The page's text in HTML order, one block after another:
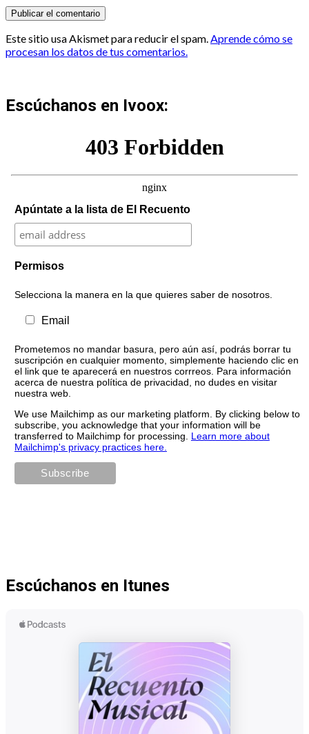
Este sitio usa Akismet para reducir el spam.Aprende cómo se
procesan los datos de tus comentarios.
Escúchanos en Ivoox:
Apúntate a la lista de El Recuento
Permisos
Selecciona la manera en la que quieres saber de nosotros.
Email
Prometemos no mandar basura, pero aún así, podrás borrar tu
suscripción en cualquier momento, simplemente haciendo clic en
el link que te aparecerá en nuestros corrreos. Para información
acerca de nuestra política de privacidad, no dudes en visitar
nuestra web.
We use Mailchimp as our marketing platform. By clicking below to
subscribe, you acknowledge that your information will be
transferred to Mailchimp for processing. Learn more about
Mailchimp's privacy practices here.
Escúchanos en Itunes